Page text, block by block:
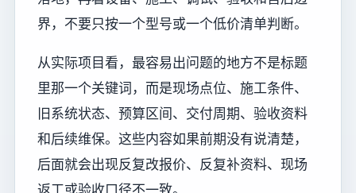
界，不要只按一个型号或一个低价清单判断。
从实际项目看，最容易出问题的地方不是标题
里那一个关键词，而是现场点位、施工条件、
旧系统状态、预算区间、交付周期、验收资料
和后续维保。这些内容如果前期没有说清楚，
后面就会出现反复改报价、反复补资料、现场
返工或验收口径不一致。